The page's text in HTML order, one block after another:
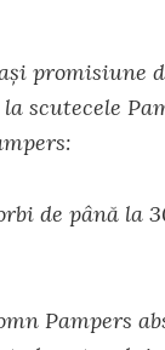
promisiune
scutecele
până la